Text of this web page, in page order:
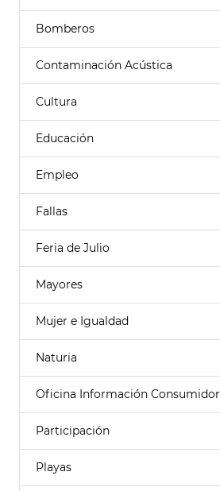
Bomberos
Contaminación Acústica
Cultura
Educación
Empleo
Fallas
Feria de Julio
Mayores
Mujer e Igualdad
Naturia
Oficina Información Consumidor
Participación
Playas